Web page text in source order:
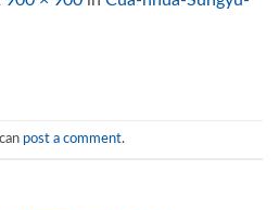
post a comment.